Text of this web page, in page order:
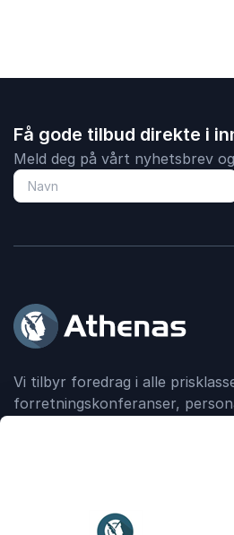
Få gode tilbud direkte i
Meld deg på vårt nyhetsbrev
Vi tilbyr foredrag i alle
forretningskonferanser,
Kontakt 911 16